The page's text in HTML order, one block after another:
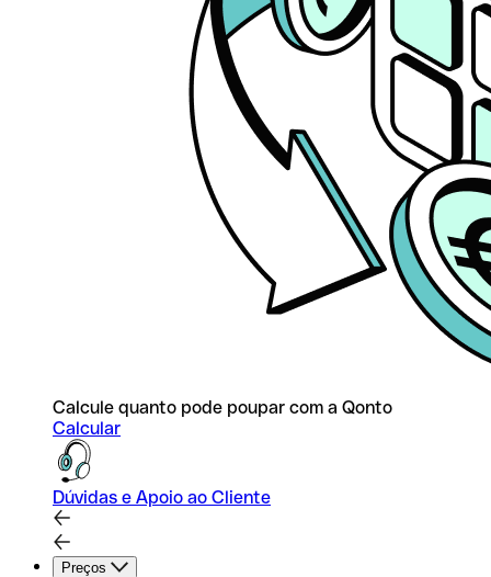
Calcule quanto pode poupar com a Qonto
Calcular
Dúvidas e Apoio ao Cliente
Preços